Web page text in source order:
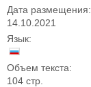
Дата размещения:
14.10.2021
Язык:
Объем текста:
104 стр.